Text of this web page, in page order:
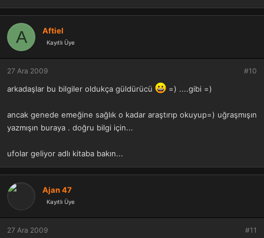
A Aftiel
Kayıtlı Üye
27 Ara 2009 #10
arkadaşlar bu bilgiler oldukça güldürücü =) ....gibi =)
ancak genede emeğine sağlık o kadar araştırıp okuyup=) uğraşmışın
yazmışın buraya . doğru bilgi için...
ufolar geliyor adlı kitaba bakın...
Ajan 47
Kayıtlı Üye
27 Ara 2009 #11